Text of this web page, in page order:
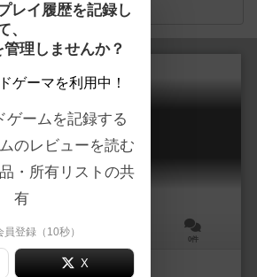
検索メニュー
ネコナイン
NEKONINE
15～20分 0件
ク
レイ履歴を記録し
、
理しませんか？
ゲーマを利用中！
ゲームを記録する
のレビューを読む
・所有リストの共
有
員登録（10秒）
X